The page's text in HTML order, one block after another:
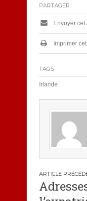
PARTAGER
Envoyer cet
Imprimer
TAGS
Irlande